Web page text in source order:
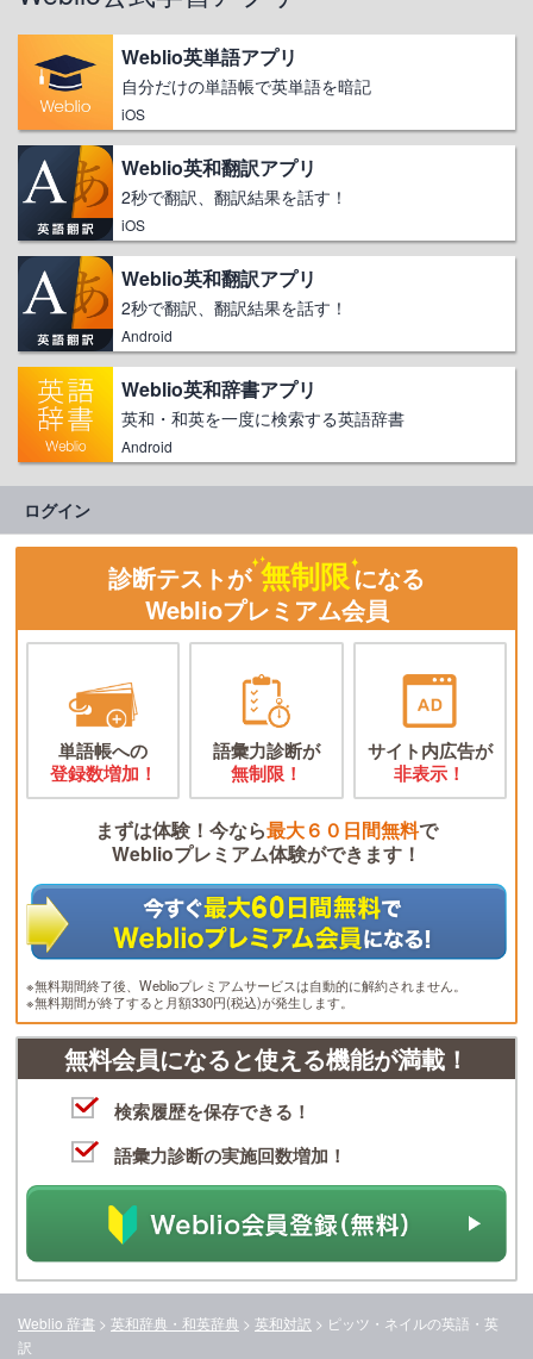
Weblio英単語アプリ
自分だけの単語帳で英単語を暗記
iOS
Weblio英和翻訳アプリ
2秒で翻訳、翻訳結果を話す！
iOS
Weblio英和翻訳アプリ
2秒で翻訳、翻訳結果を話す！
Android
Weblio英和辞書アプリ
英和・和英を一度に検索する英語辞書
Android
ログイン
診断テストが 無制限になる
Weblioプレミアム会員
単語帳への
登録数増加！
語彙力診断が
無制限！
サイト内広告が
非表示！
まずは体験！今なら最大６０日間無料で
Weblioプレミアム体験ができます！
※無料期間終了後、Weblioプレミアムサービスは自動的に解約されません。
※無料期間が終了すると月額330円(税込)が発生します。
無料会員になると使える機能が満載！
検索履歴を保存できる！
語彙力診断の実施回数増加！
Weblio 辞書 > 英和辞典・和英辞典 > 英和対訳 > ピッツ・ネイルの英語・英
訳